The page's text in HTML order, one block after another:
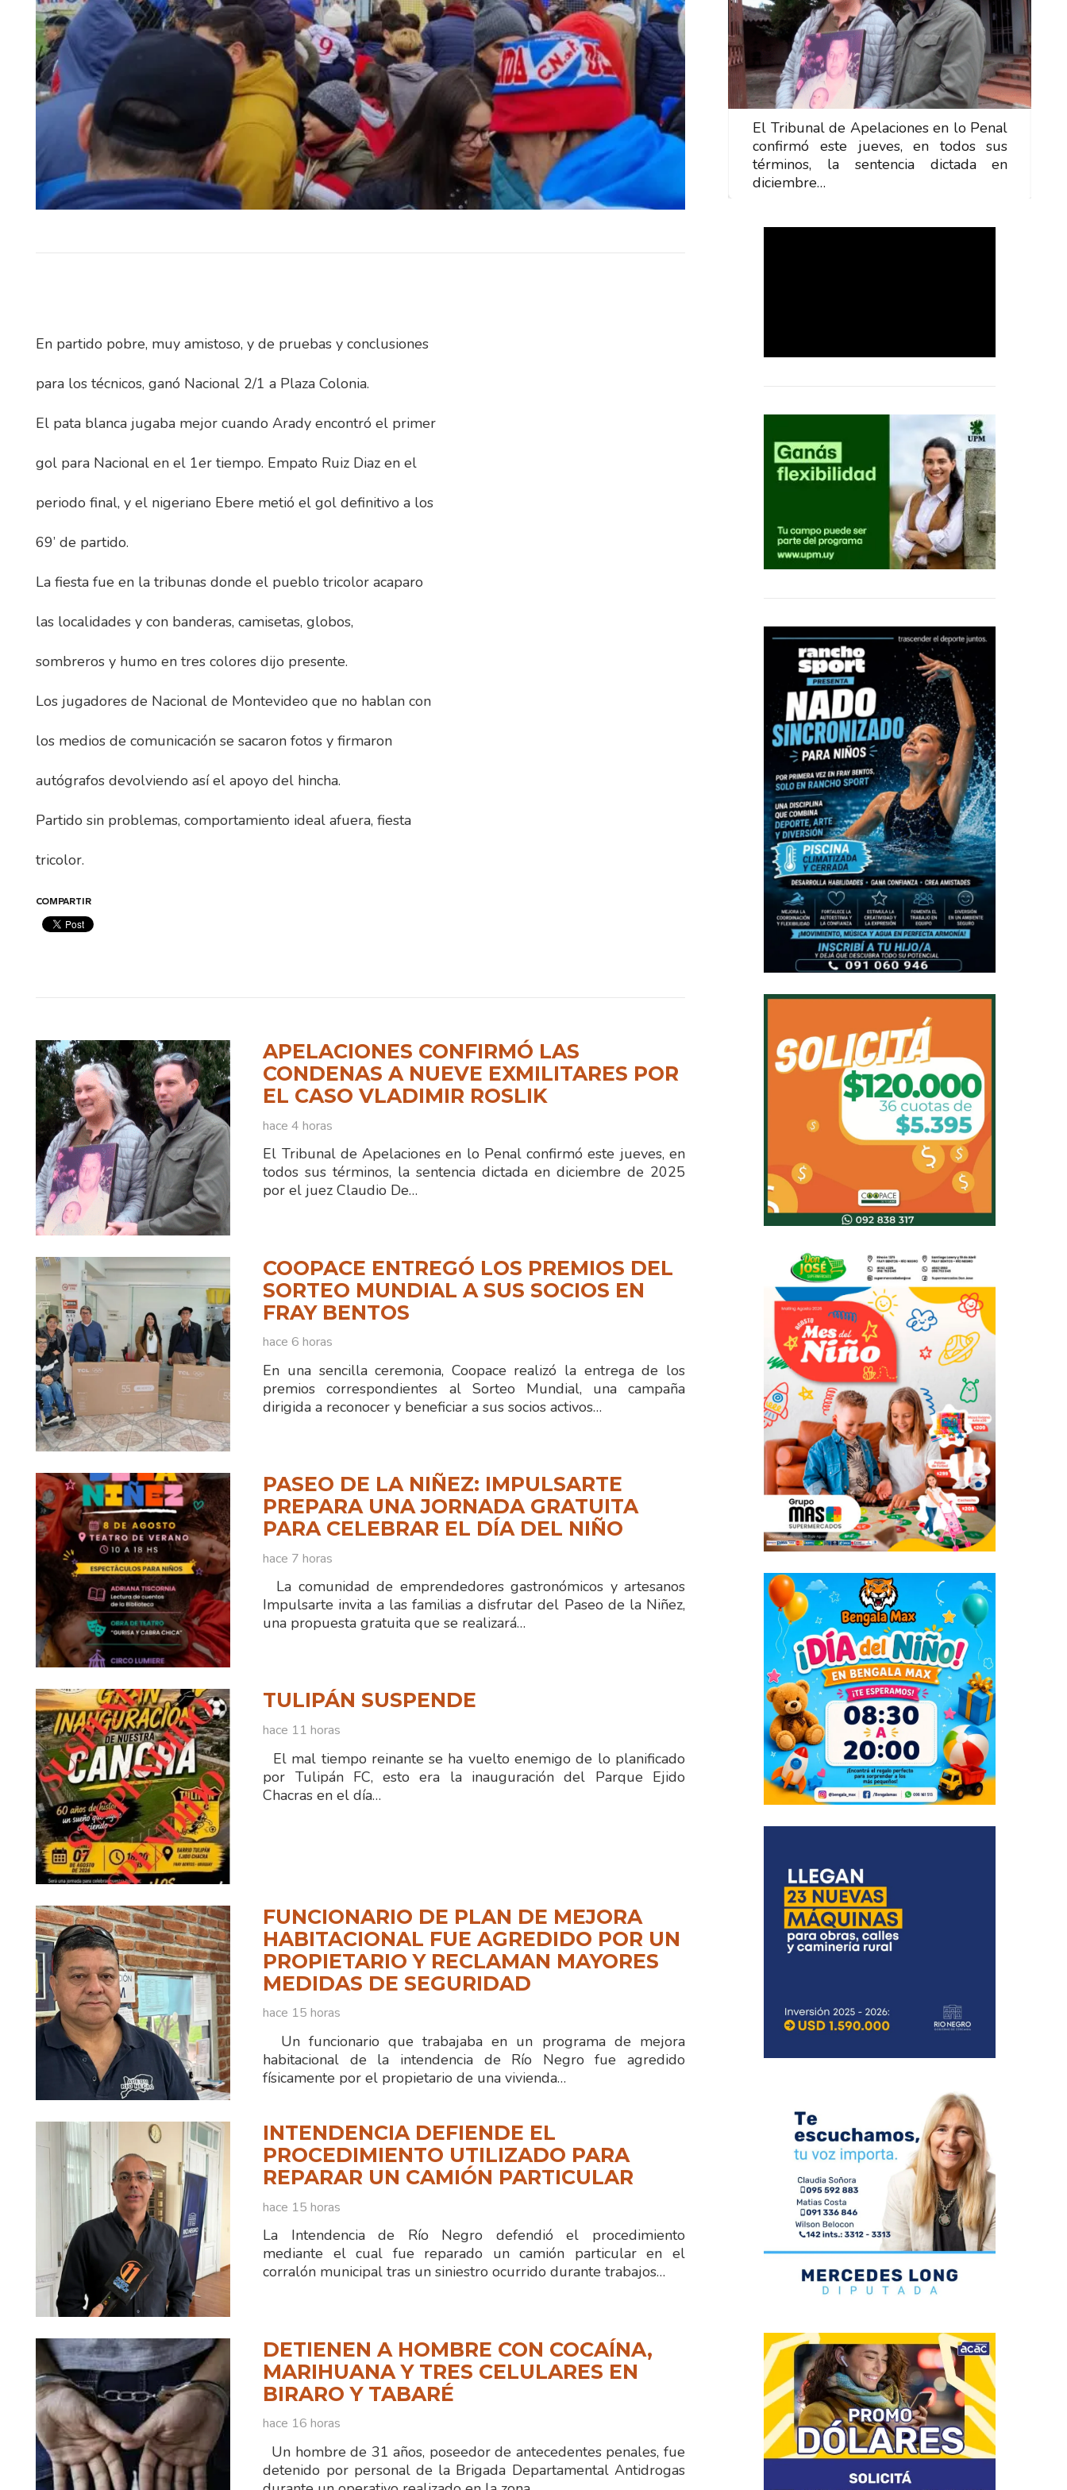
En partido pobre, muy amistoso, y de pruebas y conclusiones
para los técnicos, ganó Nacional 2/1 a Plaza Colonia.
El pata blanca jugaba mejor cuando Arady encontró el primer
gol para Nacional en el 1er tiempo. Empato Ruiz Diaz en el
periodo final, y el nigeriano Ebere metió el gol definitivo a los
69’ de partido.
La fiesta fue en la tribunas donde el pueblo tricolor acaparo
las localidades y con banderas, camisetas, globos,
sombreros y humo en tres colores dijo presente.
Los jugadores de Nacional de Montevideo que no hablan con
los medios de comunicación se sacaron fotos y firmaron
autógrafos devolviendo así el apoyo del hincha.
Partido sin problemas, comportamiento ideal afuera, fiesta
tricolor.
COMPARTIR
APELACIONES CONFIRMÓ LAS
CONDENAS A NUEVE EXMILITARES POR
EL CASO VLADIMIR ROSLIK
hace 4 horas
El Tribunal de Apelaciones en lo Penal confirmó este jueves, en
todos sus términos, la sentencia dictada en diciembre de 2025
por el juez Claudio De…
COOPACE ENTREGÓ LOS PREMIOS DEL
SORTEO MUNDIAL A SUS SOCIOS EN
FRAY BENTOS
hace 6 horas
En una sencilla ceremonia, Coopace realizó la entrega de los
premios correspondientes al Sorteo Mundial, una campaña
dirigida a reconocer y beneficiar a sus socios activos…
PASEO DE LA NIÑEZ: IMPULSARTE
PREPARA UNA JORNADA GRATUITA
PARA CELEBRAR EL DÍA DEL NIÑO
hace 7 horas
La comunidad de emprendedores gastronómicos y artesanos
Impulsarte invita a las familias a disfrutar del Paseo de la Niñez,
una propuesta gratuita que se realizará…
TULIPÁN SUSPENDE
hace 11 horas
El mal tiempo reinante se ha vuelto enemigo de lo planificado
por Tulipán FC, esto era la inauguración del Parque Ejido
Chacras en el día…
FUNCIONARIO DE PLAN DE MEJORA
HABITACIONAL FUE AGREDIDO POR UN
PROPIETARIO Y RECLAMAN MAYORES
MEDIDAS DE SEGURIDAD
hace 15 horas
Un funcionario que trabajaba en un programa de mejora
habitacional de la intendencia de Río Negro fue agredido
físicamente por el propietario de una vivienda…
INTENDENCIA DEFIENDE EL
PROCEDIMIENTO UTILIZADO PARA
REPARAR UN CAMIÓN PARTICULAR
hace 15 horas
La Intendencia de Río Negro defendió el procedimiento
mediante el cual fue reparado un camión particular en el
corralón municipal tras un siniestro ocurrido durante trabajos…
DETIENEN A HOMBRE CON COCAÍNA,
MARIHUANA Y TRES CELULARES EN
BIRARO Y TABARÉ
hace 16 horas
Un hombre de 31 años, poseedor de antecedentes penales, fue
detenido por personal de la Brigada Departamental Antidrogas
El Tribunal de Apelaciones en lo Penal
confirmó este jueves, en todos sus
términos, la sentencia dictada en
diciembre…
El Tribunal de Apelaciones en lo Penal
confirmó este jueves, en todos sus
términos, la sentencia dictada en
diciembre…
El Tribunal de Apelaciones en lo Penal
confirmó este jueves, en todos sus
términos, la sentencia dictada en
diciembre…